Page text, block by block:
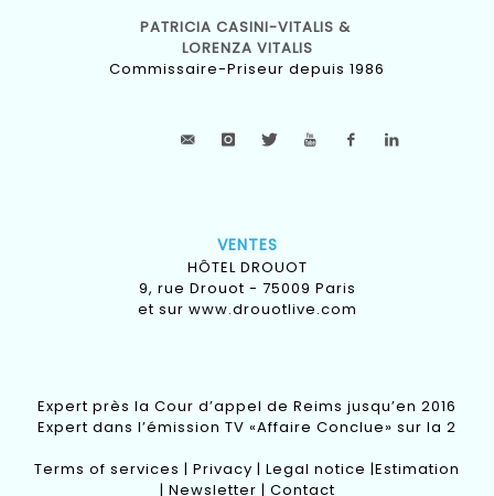
PATRICIA CASINI-VITALIS &
LORENZA VITALIS
Commissaire-Priseur depuis 1986
VENTES
HÔTEL DROUOT
9, rue Drouot - 75009 Paris
et sur www.drouotlive.com
Expert près la Cour d’appel de Reims jusqu’en 2016
Expert dans l’émission TV «Affaire Conclue» sur la 2
Terms of services | Privacy | Legal notice |Estimation
| Newsletter | Contact